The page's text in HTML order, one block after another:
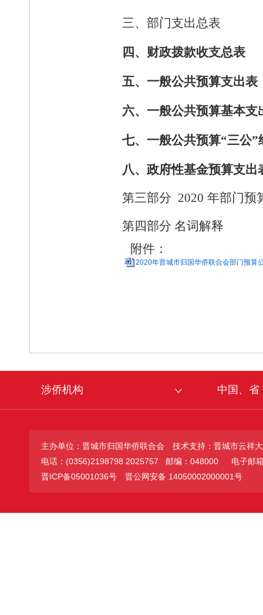
三、部门支出总表
四、财政拨款收支总表
五、一般公共预算支出表
六、一般公共预算基本支
七、一般公共预算“三公”
八、政府性基金预算支出
第三部分 2020 年部门预
第四部分 名词解释
附件：
2020年晋城市归国华侨联合会部门预算
涉侨机构 中国、省
主办单位：晋城市归国华侨联合会
技术支持：晋城市云祥
电话：(0356)2198798 2025757 邮编：048000
电子邮
晋ICP备05001036号
晋公网安备 14050002000001号